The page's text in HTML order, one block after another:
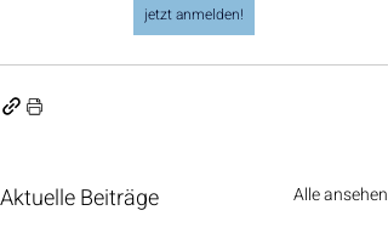
jetzt anmelden!
Aktuelle Beiträge Alle ansehen